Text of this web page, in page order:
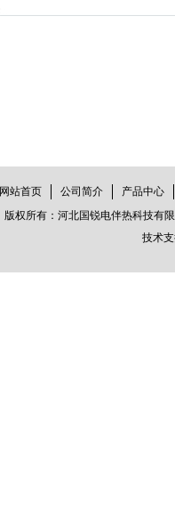
网站首页 公司简介
产品中心
版权所有：河北国锐电伴热科技有
技术